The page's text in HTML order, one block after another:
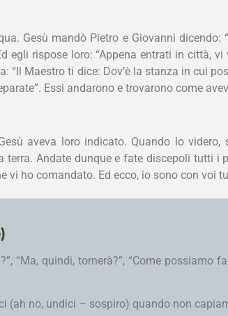
Gesù mandò Pietro e Giovanni dicendo:
egli rispose loro: “Appena entrati in città,
“Il Maestro ti dice: Dov’è la stanza in cui
Essi andarono e trovarono come
aveva loro indicato. Quando lo videro,
Andate dunque e fate discepoli tutti i
vi ho comandato. Ed ecco, io sono con voi
“Ma, quindi, tornerà?”, “Come possiamo
(ah no, undici – sospiro) quando non